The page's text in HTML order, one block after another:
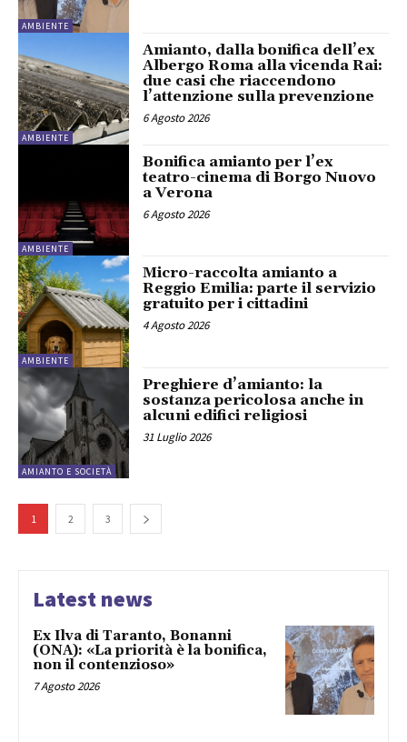
AMBIENTE
AMBIENTE
Amianto, dalla bonifica dell’ex
Albergo Roma alla vicenda Rai:
due casi che riaccendono
l’attenzione sulla prevenzione
6 Agosto 2026
AMBIENTE
Bonifica amianto per l’ex
teatro-cinema di Borgo Nuovo
a Verona
6 Agosto 2026
AMBIENTE
Micro-raccolta amianto a
Reggio Emilia: parte il servizio
gratuito per i cittadini
4 Agosto 2026
AMIANTO E SOCIETÀ
Preghiere d’amianto: la
sostanza pericolosa anche in
alcuni edifici religiosi
31 Luglio 2026
1 2 3
Latest news
Ex Ilva di Taranto, Bonanni
(ONA): «La priorità è la bonifica,
non il contenzioso»
7 Agosto 2026